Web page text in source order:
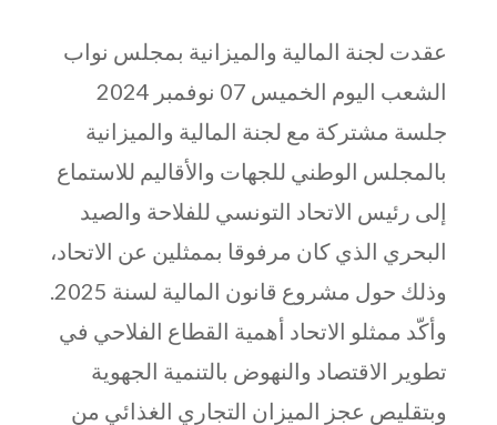
عقدت لجنة المالية والميزانية بمجلس نواب
الشعب اليوم الخميس 07 نوفمبر 2024
جلسة مشتركة مع لجنة المالية والميزانية
بالمجلس الوطني للجهات والأقاليم للاستماع
إلى رئيس الاتحاد التونسي للفلاحة والصيد
البحري الذي كان مرفوقا بممثلين عن الاتحاد،
وذلك حول مشروع قانون المالية لسنة 2025.
وأكّد ممثلو الاتحاد أهمية القطاع الفلاحي في
تطوير الاقتصاد والنهوض بالتنمية الجهوية
وبتقليص عجز الميزان التجاري الغذائي من